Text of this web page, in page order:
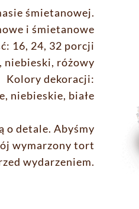
śmietanowej.
i śmietanowe
16, 24, 32 porcji
niebieski, różowy
Kolory dekoracji:
niebieskie, białe
o detale. Abyśmy
wymarzony tort
wydarzeniem.